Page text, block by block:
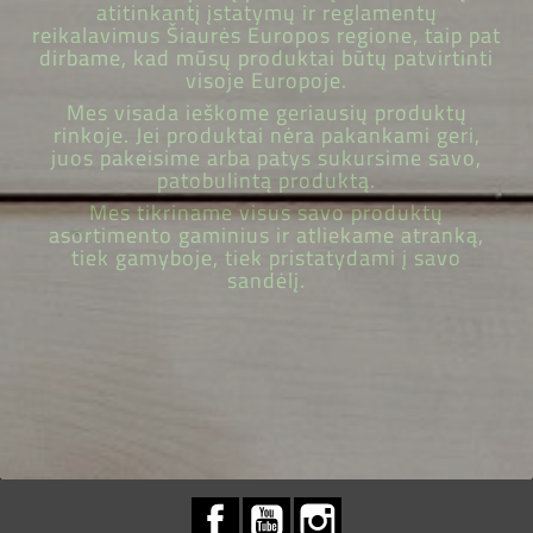
atitinkantį įstatymų ir reglamentų
reikalavimus Šiaurės Europos regione, taip pat
dirbame, kad mūsų produktai būtų patvirtinti
visoje Europoje.
Mes visada ieškome geriausių produktų
rinkoje. Jei produktai nėra pakankami geri,
juos pakeisime arba patys sukursime savo,
patobulintą produktą.
Mes tikriname visus savo produktų
asortimento gaminius ir atliekame atranką,
tiek gamyboje, tiek pristatydami į savo
sandėlį.
FacebookYouTube